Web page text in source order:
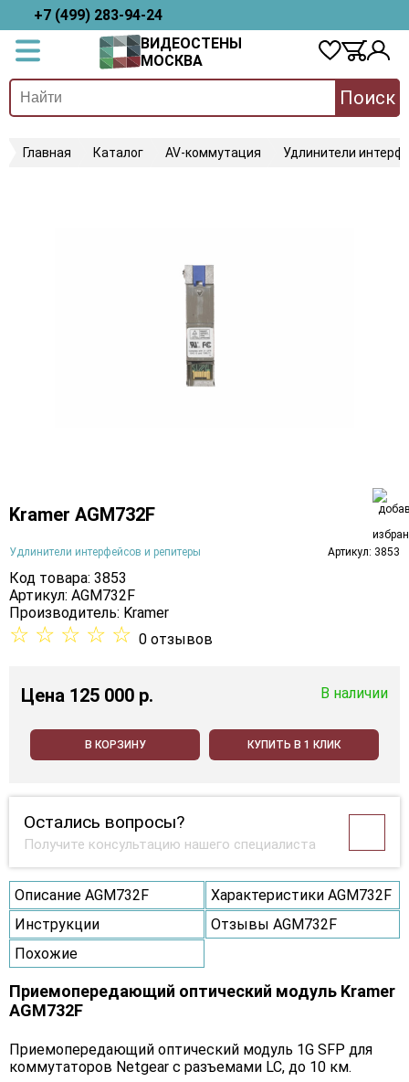
+7 (499) 283-94-24
ВИДЕОСТЕНЫ
МОСКВА
Поиск
Главная Каталог AV-коммутация Удлинители
Kramer AGM732F
Удлинители интерфейсов и репитеры Артикул: 3853
Код товара: 3853
Артикул: AGM732F
Производитель: Kramer
☆ ☆ ☆ ☆ ☆ 0 отзывов
Цена 125 000 p. В наличии
В КОРЗИНУ КУПИТЬ В 1 КЛИК
Остались вопросы?
Получите консультацию нашего специалиста
Описание AGM732F
Характеристики AGM732F
Инструкции
Отзывы AGM732F
Похожие
Приемопередающий оптический модуль Kramer
AGM732F
Приемопередающий оптический модуль 1G SFP для
коммутаторов Netgear с разъемами LC, до 10 км.